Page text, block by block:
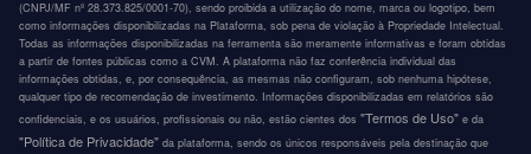
(CNPJ/MF nº 28.373.825/0001-70), sendo proibida a utilização do nome, marca ou logotipo, bem
como informações disponibilizadas na Plataforma, sob pena de violação à Propriedade Intelectual.
Todas as informações disponibilizadas na ferramenta são meramente informativas e foram obtidas
a partir de fontes públicas como a CVM. A plataforma não faz conferência individual das
informações obtidas, e, por consequência, as mesmas não configuram, sob nenhuma hipótese,
qualquer tipo de recomendação de investimento. Informações disponibilizadas em relatórios são
confidenciais, e os usuários, profissionais ou não, estão cientes dos "Termos de Uso" e da
"Política de Privacidade" da plataforma, sendo os únicos responsáveis pela destinação que